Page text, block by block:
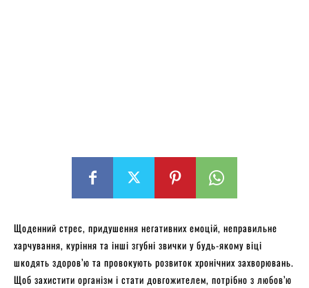
Щоденний стрес, придушення негативних емоцій, неправильне
харчування, куріння та інші згубні звички у будь-якому віці
шкодять здоров’ю та провокують розвиток хронічних захворювань.
Щоб захистити організм і стати довгожителем, потрібно з любов’ю